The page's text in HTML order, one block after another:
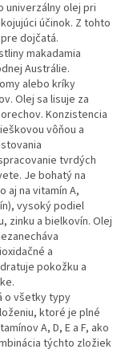
univerzálny olej pri
účinok. Z tohto
dojčatá.
makadamia
Austrálie.
alebo kríky
Olej sa lisuje za
Konzistencia
vôňou a
tvrdých
Je bohatý na
aj na vitamín A,
vysoký podiel
zinku a bielkovín. Olej
a
pokožku a
o všetky typy
ktoré je plné
A, D, E a F, ako
týchto zložiek